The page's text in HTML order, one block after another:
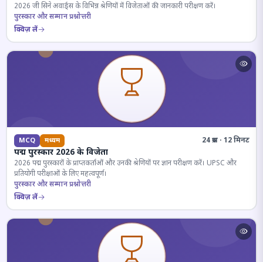
2026 जी सिने अवार्ड्स के विभिन्न श्रेणियों में विजेताओं की जानकारी परीक्षण करें।
पुरस्कार और सम्मान प्रश्नोत्तरी
क्विज़ लें
MCQ मध्यम 24 प्रश्न · 12 मिनट
पद्म पुरस्कार 2026 के विजेता
2026 पद्म पुरस्कारों के प्राप्तकर्ताओं और उनकी श्रेणियों पर ज्ञान परीक्षण करें। UPSC और
प्रतियोगी परीक्षाओं के लिए महत्वपूर्ण।
पुरस्कार और सम्मान प्रश्नोत्तरी
क्विज़ लें